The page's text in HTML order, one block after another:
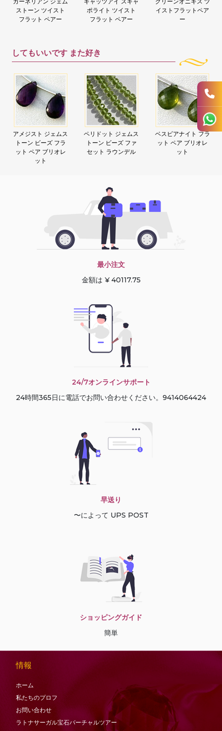
ストーン ツイスト
フラット ペアー
ポライト ツイスト
フラット ペアー
イストフラットペア
ー
してもいいです また好き
アメジスト ジェムス
トーン ビーズ フラ
ット ペア ブリオレ
ット
ペリドット ジェムス
トーン ビーズ ファ
セット ラウンデル
ベスビアナイト フラ
ット ペア ブリオレ
ット
最小注文
金額は ¥ 40117.75
24/7オンラインサポート
24時間365日に電話でお問い合わせください。9414064424
早送り
〜によって UPS POST
ショッピングガイド
簡単
情報
ホーム
私たちのプロフ
お問い合わせ
ラトナサーガル宝石バーチャ​​ルツアー